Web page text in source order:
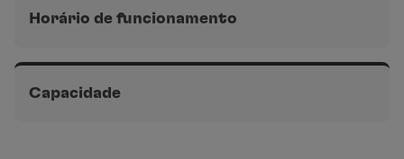
Horário de funcionamento
Capacidade